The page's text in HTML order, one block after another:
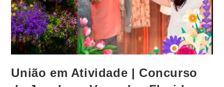
União em Atividade | Concurso